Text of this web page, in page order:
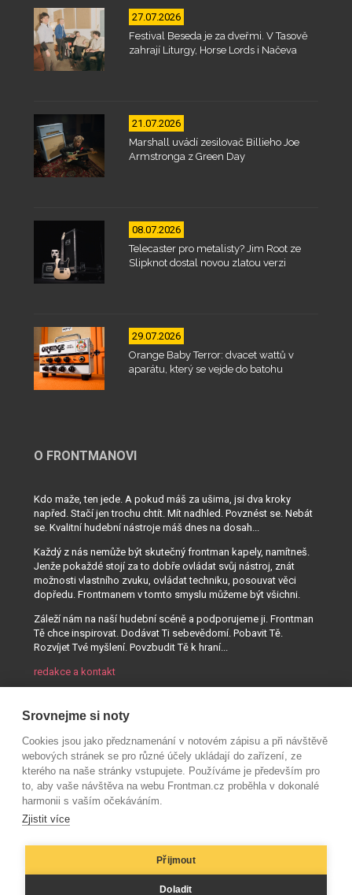
27.07.2026
Festival Beseda je za dveřmi. V Tasově
zahrají Liturgy, Horse Lords i Načeva
21.07.2026
Marshall uvádí zesilovač Billieho Joe
Armstronga z Green Day
08.07.2026
Telecaster pro metalisty? Jim Root ze
Slipknot dostal novou zlatou verzi
29.07.2026
Orange Baby Terror: dvacet wattů v
aparátu, který se vejde do batohu
O FRONTMANOVI
Kdo maže, ten jede. A pokud máš za ušima, jsi dva kroky
napřed. Stačí jen trochu chtít. Mít nadhled. Povznést se. Nebát
se. Kvalitní hudební nástroje máš dnes na dosah...
Každý z nás nemůže být skutečný frontman kapely, namítneš.
Jenže pokaždé stojí za to dobře ovládat svůj nástroj, znát
možnosti vlastního zvuku, ovládat techniku, posouvat věci
dopředu. Frontmanem v tomto smyslu můžeme být všichni.
Záleží nám na naší hudební scéně a podporujeme ji. Frontman
Tě chce inspirovat. Dodávat Ti sebevědomí. Pobavit Tě.
Rozvíjet Tvé myšlení. Povzbudit Tě k hraní...
redakce a kontakt
Srovnejme si noty
Cookies jsou jako předznamenání v notovém zápisu a při návštěvě
webových stránek se pro různé účely ukládají do zařízení, ze
kterého na naše stránky vstupujete. Používáme je především pro
to, aby vaše návštěva na webu Frontman.cz proběhla v dokonalé
harmonii s vaším očekáváním.
Zjistit více
Přijmout
Doladit